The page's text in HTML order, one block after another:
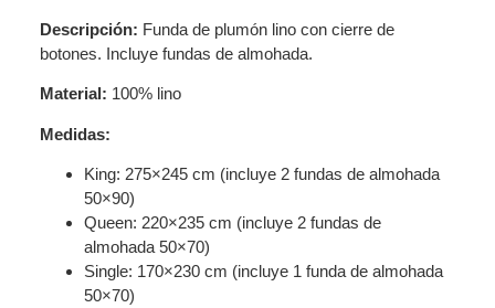
Descripción: Funda de plumón lino con cierre de
botones. Incluye fundas de almohada.
Material: 100% lino
Medidas:
King: 275×245 cm (incluye 2 fundas de almohada
50×90)
Queen: 220×235 cm (incluye 2 fundas de
almohada 50×70)
Single: 170×230 cm (incluye 1 funda de almohada
50×70)